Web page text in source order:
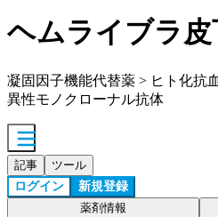
ヘムライブラ皮
凝固因子機能代替薬 > ヒト化抗
異性モノクローナル抗体
記事 ツール
ログイン 新規登録
薬剤情報